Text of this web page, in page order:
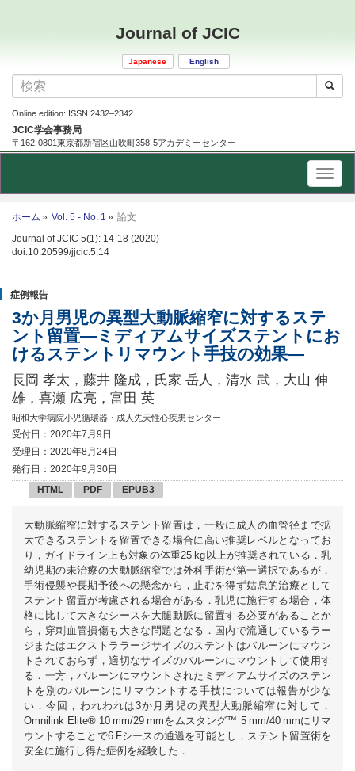
Journal of JCIC
Japanese English
Online edition: ISSN 2432–2342
JCIC学会事務局
〒162-0801東京都新宿区山吹町358-5アカデミーセンター
ホーム Vol. 5 - No. 1
論文
Journal of JCIC 5(1): 14-18 (2020)
doi:10.20599/jjcic.5.14
症例報告
3か月男児の異型大動脈縮窄に対するステ
ント留置— ミディアムサイズステントにお
けるステントリマウント手技の効果—
長岡 孝太，藤井 隆成，氏家 岳人，清水 武，大山 伸
雄，喜瀬 広亮，富田 英
昭和大学病院小児循環器・成人先天性心疾患センター
受付日：2020年7月9日
受理日：2020年8月24日
発行日：2020年9月30日
HTML
PDF EPUB3
大動脈縮窄に対するステント留置は，一般に成人の血管径まで拡
大できるステントを留置できる場合に高い推奨レベルとなってお
り，ガイドライン上も対象の体重25 kg以上が推奨されている．乳
幼児期の未治療の大動脈縮窄では外科手術が第一選択であるが，
手術侵襲や長期予後への懸念から，止むを得ず姑息的治療として
ステント留置が考慮される場合がある．乳児に施行する場合，体
格に比して大きなシースを大腿動脈に留置する必要があることか
ら，穿刺血管損傷も大きな問題となる．国内で流通しているラー
ジまたはエクストララージサイズのステントはバルーンにマウン
トされておらず，適切なサイズのバルーンにマウントして使用す
る．一方，バルーンにマウントされたミディアムサイズのステン
トを別のバルーンにリマウントする手技については報告が少な
い．今回，われわれは3か月男児の異型大動脈縮窄に対して，
Omnilink Elite® 10 mm/29 mmをムスタング™ 5 mm/40 mmにリマ
ウントすることで6 Fシースの通過を可能とし，ステント留置術を
安全に施行し得た症例を経験した．